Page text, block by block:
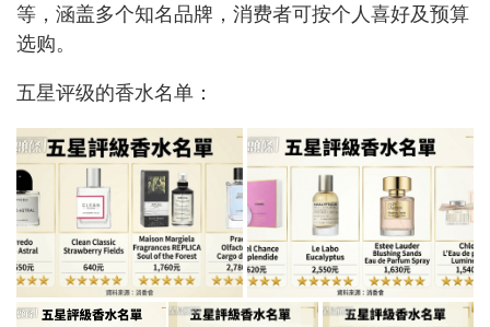
等，涵盖多个知名品牌，消费者可按个人喜好及预算
选购。
五星评级的香水名单：